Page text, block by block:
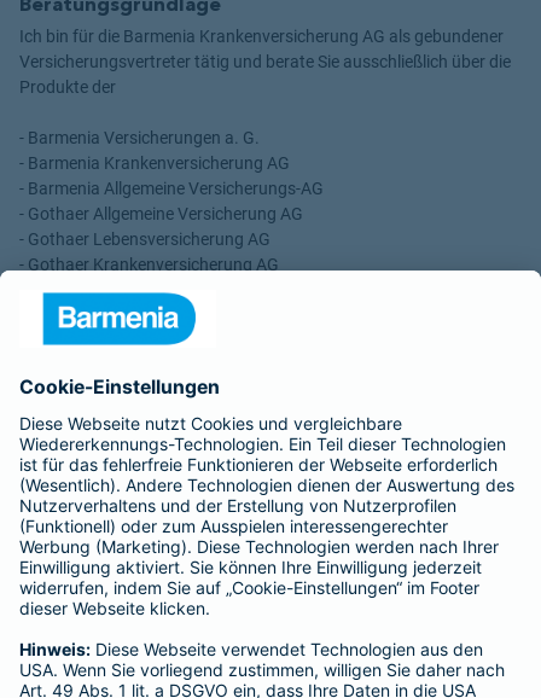
Ich bin für die Barmenia Krankenversicherung AG als gebundener
Versicherungsvertreter tätig und berate Sie ausschließlich über die
Produkte der
- Barmenia Versicherungen a. G.
- Barmenia Krankenversicherung AG
- Barmenia Allgemeine Versicherungs-AG
- Gothaer Allgemeine Versicherung AG
- Gothaer Lebensversicherung AG
- Gothaer Krankenversicherung AG
- ROLAND Rechtsschutz-Versicherungs-AG
- ROLAND Schutzbrief-Versicherung AG
Vergütungen, die in der zu entrichtenden Versicherungsprämie
enthalten sind.
Schlichtungsstellen
Für Lebens- und Sachversicherungen:
Verein Versicherungsombudsmann eV,
Postfach 080632, 10006 Berlin
Für private Krankenversicherungen:
Ombudsmann für private Kranken- / Pflege-Versicherungen,
Postfach 060222, 10052 Berlin